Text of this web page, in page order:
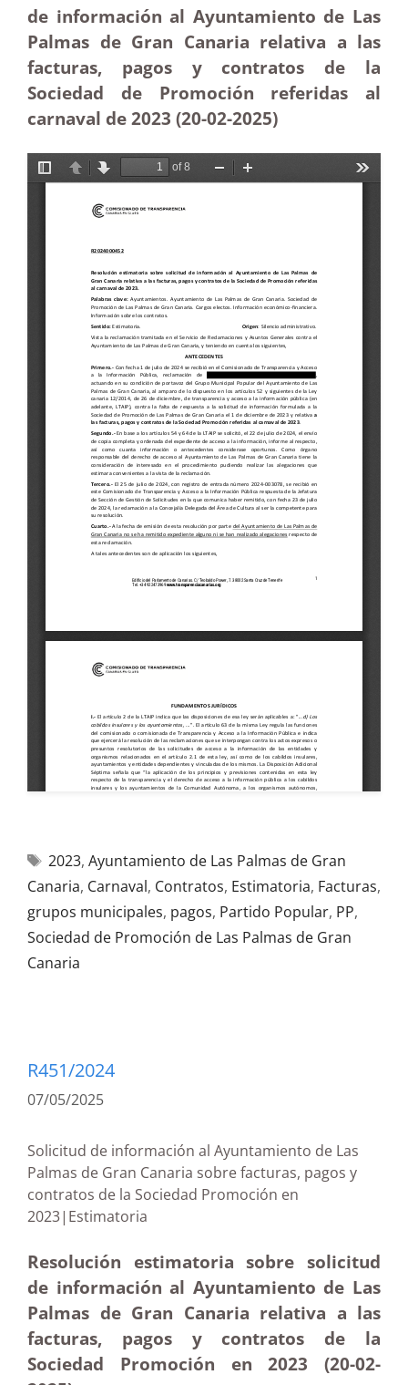
de información al Ayuntamiento de Las
Palmas de Gran Canaria relativa a las
facturas, pagos y contratos de la
Sociedad de Promoción referidas al
carnaval de 2023 (20-02-2025)
2023, Ayuntamiento de Las Palmas de Gran
Canaria, Carnaval, Contratos, Estimatoria, Facturas,
grupos municipales, pagos, Partido Popular, PP,
Sociedad de Promoción de Las Palmas de Gran
Canaria
R451/2024
07/05/2025
Solicitud de información al Ayuntamiento de Las
Palmas de Gran Canaria sobre facturas, pagos y
contratos de la Sociedad Promoción en
2023|Estimatoria
Resolución estimatoria sobre solicitud
de información al Ayuntamiento de Las
Palmas de Gran Canaria relativa a las
facturas, pagos y contratos de la
Sociedad Promoción en 2023 (20-02-